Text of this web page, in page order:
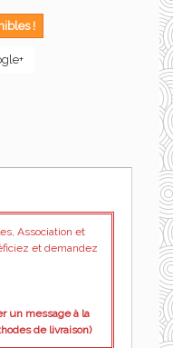
!
Association et
et demandez
un message à la
de livraison)